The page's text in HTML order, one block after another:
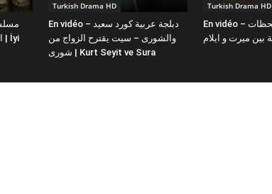
Turkish Drama HD
En vidéo – دبلجة عربية كورد سعيد
والشورى – سيت يقترح الزواج من
شورى | Kurt Seyit ve Sura
Turkish Drama HD
En vidéo – في الداخل – لحظات